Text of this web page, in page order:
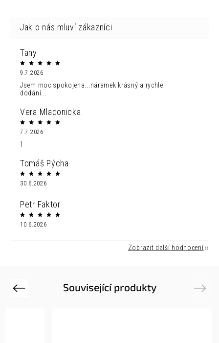
Tany
9.7.2026
Jsem moc spokojena...náramek krásný a rychle
dodání...
Vera Mladonicka
7.7.2026
1
Tomáš Pýcha
30.6.2026
Petr Faktor
10.6.2026
Zobrazit další hodnocení
Související produkty
Previous Next